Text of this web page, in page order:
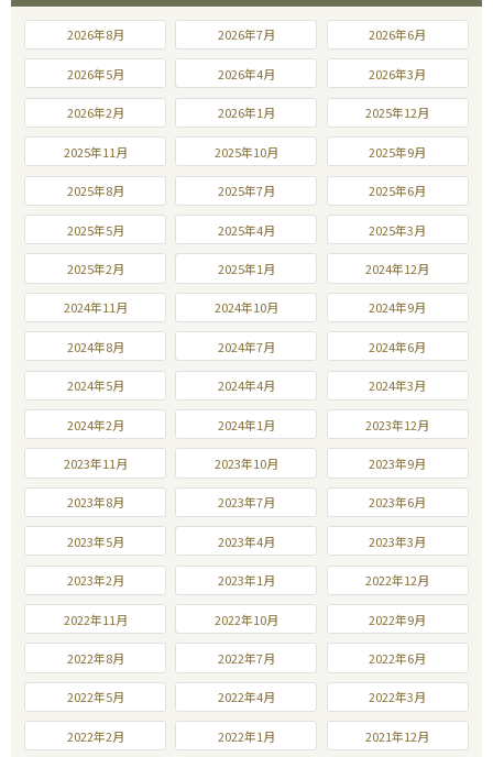
2026年8月 2026年7月 2026年6月
2026年5月 2026年4月 2026年3月
2026年2月 2026年1月 2025年12月
2025年11月 2025年10月 2025年9月
2025年8月 2025年7月 2025年6月
2025年5月 2025年4月 2025年3月
2025年2月 2025年1月 2024年12月
2024年11月 2024年10月 2024年9月
2024年8月 2024年7月 2024年6月
2024年5月 2024年4月 2024年3月
2024年2月 2024年1月 2023年12月
2023年11月 2023年10月 2023年9月
2023年8月 2023年7月 2023年6月
2023年5月 2023年4月 2023年3月
2023年2月 2023年1月 2022年12月
2022年11月 2022年10月 2022年9月
2022年8月 2022年7月 2022年6月
2022年5月 2022年4月 2022年3月
2022年2月 2022年1月 2021年12月